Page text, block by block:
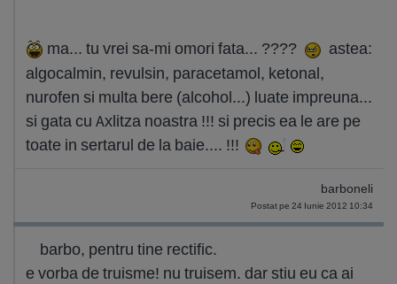
ma... tu vrei sa-mi omori fata... ????
astea:
algocalmin, revulsin, paracetamol, ketonal,
nurofen si multa bere (alcohol...) luate impreuna...
si gata cu Axlitza noastra !!! si precis ea le are pe
toate in sertarul de la baie.... !!!
barboneli
Postat pe 24 Iunie 2012 10:34
barbo, pentru tine rectific.
e vorba de truisme! nu truisem. dar stiu eu ca ai